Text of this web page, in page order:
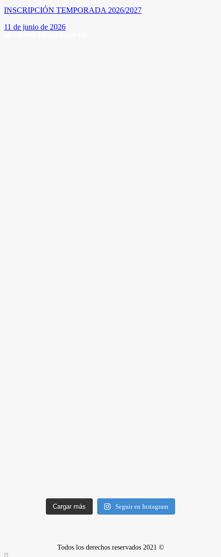
INSCRIPCIÓN TEMPORADA 2026/2027
11 de junio de 2026
Cargar más Seguir en Instagram
Todos los derechos reservados 2021 ©